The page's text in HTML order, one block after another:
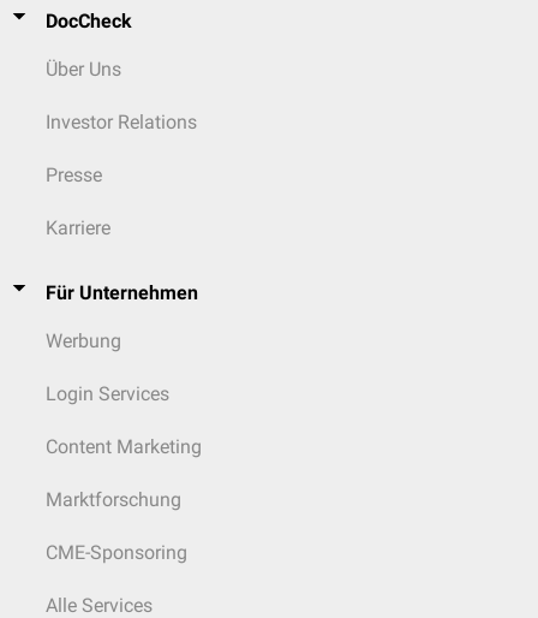
DocCheck
Über Uns
Investor Relations
Presse
Karriere
Für Unternehmen
Werbung
Login Services
Content Marketing
Marktforschung
CME-Sponsoring
Alle Services